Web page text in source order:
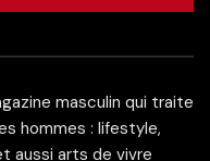
masculin qui traite
hommes : lifestyle,
aussi arts de vivre